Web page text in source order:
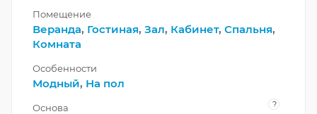
Помещение
Веранда, Гостиная, Зал, Кабинет, Спальня,
Комната
Особенности
Модный, На пол
Основа ?